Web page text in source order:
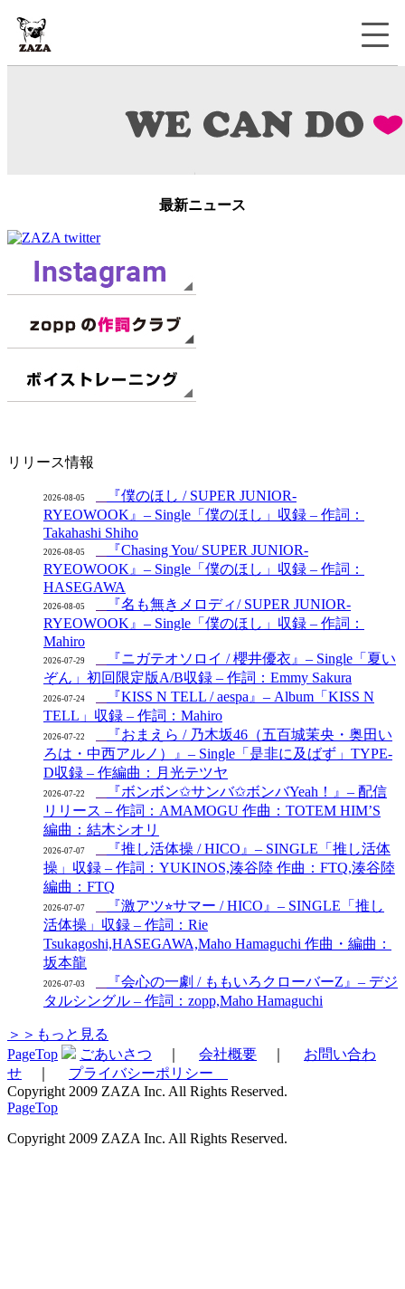
最新ニュース
リリース情報
2026-08-05
『僕のほし / SUPER JUNIOR-
RYEOWOOK』– Single「僕のほし」収録 – 作詞：
Takahashi Shiho
2026-08-05
『Chasing You/ SUPER JUNIOR-
RYEOWOOK』– Single「僕のほし」収録 – 作詞：
HASEGAWA
2026-08-05
『名も無きメロディ/ SUPER JUNIOR-
RYEOWOOK』– Single「僕のほし」収録 – 作詞：
Mahiro
2026-07-29
『ニガテオソロイ / 櫻井優衣』– Single「夏い
ぞん」初回限定版A/B収録 – 作詞：Emmy Sakura
2026-07-24
『KISS N TELL / aespa』– Album「KISS N
TELL」収録 – 作詞：Mahiro
2026-07-22
『おまえら / 乃木坂46（五百城茉央・奥田い
ろは・中西アルノ）』– Single「是非に及ばず」TYPE-
D収録 – 作編曲：月光テツヤ
2026-07-22
『ボンボン✩サンバ✩ボンバYeah！』– 配信
リリース – 作詞：AMAMOGU 作曲：TOTEM HIM’S
編曲：結木シオリ
2026-07-07
『推し活体操 / HICO』– SINGLE「推し活体
操」収録 – 作詞：YUKINOS,湊谷陸 作曲：FTQ,湊谷陸
編曲：FTQ
2026-07-07
『激アツ⭐︎サマー / HICO』– SINGLE「推し
活体操」収録 – 作詞：Rie
Tsukagoshi,HASEGAWA,Maho Hamaguchi 作曲・編曲：
坂本龍
2026-07-03
『会心の一劇 / ももいろクローバーZ』– デジ
タルシングル – 作詞：zopp,Maho Hamaguchi
＞＞もっと見る
PageTop
ごあいさつ 会社概要
お問い合わ
せ
プライバシーポリシー
Copyright 2009 ZAZA Inc. All Rights Reserved.
PageTop
Copyright 2009 ZAZA Inc. All Rights Reserved.